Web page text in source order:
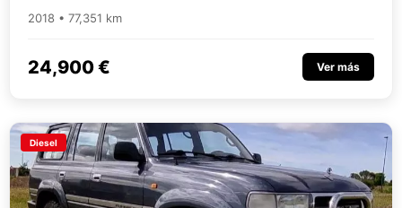
2018 • 77,351 km
24,900 € Ver más
Diesel